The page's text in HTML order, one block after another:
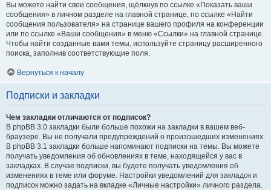
Вы можете найти свои сообщения, щёлкнув по ссылке «Показать ваши
сообщения» в личном разделе на главной странице, по ссылке «Найти
сообщения пользователя» на странице вашего профиля на конференции
или по ссылке «Ваши сообщения» в меню «Ссылки» на главной странице.
Чтобы найти созданные вами темы, используйте страницу расширенного
поиска, заполнив соответствующие поля.
Вернуться к началу
Подписки и закладки
Чем закладки отличаются от подписок?
В phpBB 3.0 закладки были больше похожи на закладки в вашем веб-
браузере. Вы не получали предупреждений о произошедших изменениях.
В phpBB 3.1 закладки больше напоминают подписки на темы. Вы можете
получать уведомления об обновлениях в теме, находящейся у вас в
закладках. В случае подписки, вы будете получать уведомления об
изменениях в теме или форуме. Настройки уведомлений для закладок и
подписок можно задать на вкладке «Личные настройки» личного раздела.